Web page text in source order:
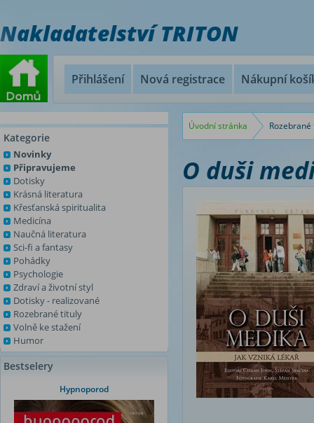
Nakladatelství TRITON
Přihlášení Nová registrace Nákupní
Kategorie
Novinky
Připravujeme
Dotisky
Krásná literatura
Křesťanská spiritualita
Medicína
Naučná literatura
Sci-fi a fantasy
Pohádky
Psychologie
Zdraví a životní styl
Dotisky - realizované
Rozebrané tituly
Volně ke stažení
Humor
Bestselery
Hypnoporod
Úvodní stránka
O duši